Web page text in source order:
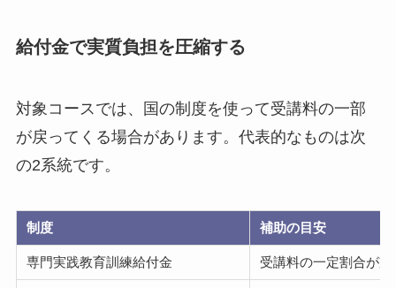
給付金で実質負担を圧縮する
対象コースでは、国の制度を使って受講料の一部
が戻ってくる場合があります。代表的なものは次
の2系統です。
制度 補助の目安
専門実践教育訓練給付金 受講料の一定割合が